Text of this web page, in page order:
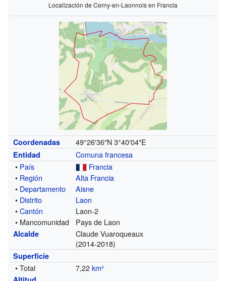
Localización de Cerny-en-Laonnois en Francia
Coordenadas 49°26′36″N 3°40′04″E
Entidad
Comuna francesa
• País
Francia
• Región
Alta Francia
• Departamento
Aisne
• Distrito
Laon
•Cantón
Laon-2
• Mancomunidad
Pays de Laon
Alcalde
Claude Vuaroqueaux
(2014-2018)
Superficie
• Total 7,22km²